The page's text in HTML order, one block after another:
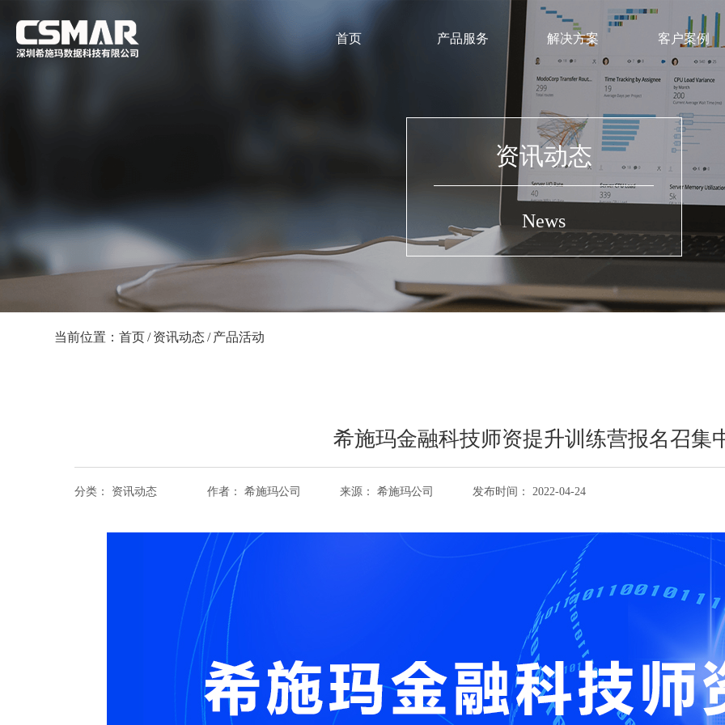
首页 产品服务
金融教育
中国经济金融研究数据库
（CSMAR）
金融业务实验实训教学平台（以
渔有方）
证券投资实训系统
弈数玛APP
解决方案
教育解决方案
1+X金融大数据处理职业
级证书
金融实训室建设整体解决
客户案例
典型案例
典型客户
资讯动态
News
当前位置： 首页/ 资讯动态/ 产品活动
希施玛金融科技师资提升训练营报名召集
分类： 资讯动态 作者： 希施玛公司 来源： 希施玛公司 发布时间： 2022-04-24